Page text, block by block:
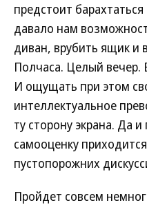
предстоит
давало нам
диван, врубить ящик и
Полчаса. Целый
И ощущать при этом
интеллектуальное
ту сторону экрана. Да
самооценку
пустопорожних
Пройдет совсем